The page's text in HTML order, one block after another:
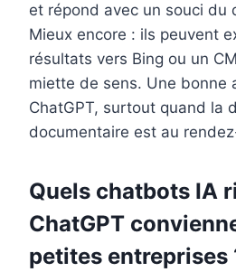
et répond avec un souci du
Mieux encore : ils peuvent
résultats vers Bing ou un
miette de sens. Une bonne
ChatGPT, surtout quand la
documentaire est au
Quels chatbots IA
ChatGPT
petites entreprises